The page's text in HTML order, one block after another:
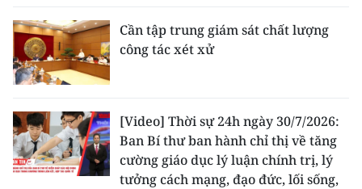
THẾ GIỚI
GIÁO DỤC
Y TẾ
Cần tập trung giám sát chất lượng
công tác xét xử
[Video] Thời sự 24h ngày 30/7/2026:
Ban Bí thư ban hành chỉ thị về tăng
cường giáo dục lý luận chính trị, lý
tưởng cách mạng, đạo đức, lối sống,